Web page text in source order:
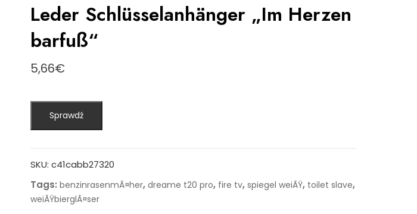
Leder Schlüsselanhänger „Im Herzen
barfuß“
5,66€
Sprawdź
SKU: c41cabb27320
Tags: benzinrasenmÃ¤her, dreame t20 pro, fire tv, spiegel weiÃŸ, toilet slave,
weiÃŸbierglÃ¤ser